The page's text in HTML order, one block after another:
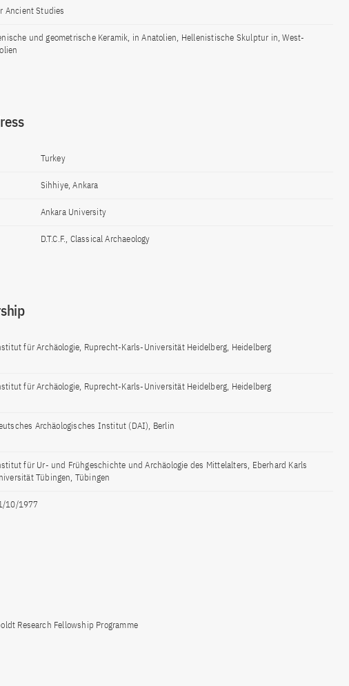
Ancient Studies
und geometrische Keramik, in Anatolien, Hellenistische Skulptur in, West-
Turkey
Sihhiye, Ankara
Ankara University
D.T.C.F., Classical Archaeology
für Archäologie, Ruprecht-Karls-Universität Heidelberg, Heidelberg
für Archäologie, Ruprecht-Karls-Universität Heidelberg, Heidelberg
Archäologisches Institut (DAI), Berlin
für Ur- und Frühgeschichte und Archäologie des Mittelalters, Eberhard Karls
Tübingen, Tübingen
10/1977
Research Fellowship Programme